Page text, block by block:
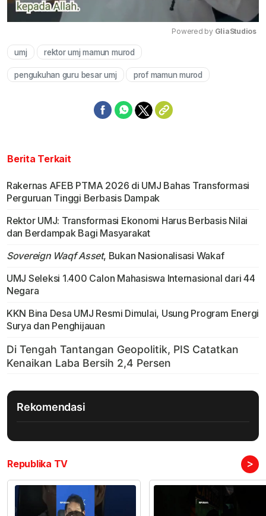
Powered by GliaStudios
umj rektor umj mamun murod
pengukuhan guru besar umj prof mamun murod
Berita Terkait
Rakernas AFEB PTMA 2026 di UMJ Bahas Transformasi
Perguruan Tinggi Berbasis Dampak
Rektor UMJ: Transformasi Ekonomi Harus Berbasis Nilai
dan Berdampak Bagi Masyarakat
Sovereign Waqf Asset, Bukan Nasionalisasi Wakaf
UMJ Seleksi 1.400 Calon Mahasiswa Internasional dari 44
Negara
KKN Bina Desa UMJ Resmi Dimulai, Usung Program Energi
Surya dan Penghijauan
Rekomendasi
Republika TV >